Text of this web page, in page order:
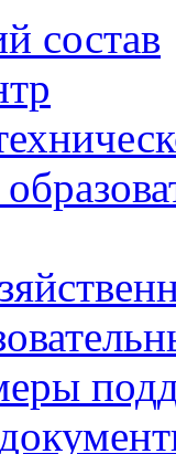
состав